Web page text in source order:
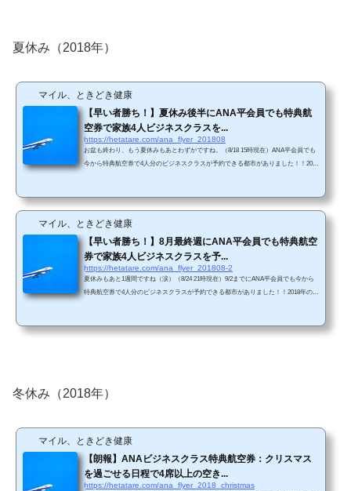
夏休み（2018年）
マイル、ときどき健康
【早い者勝ち！】夏休み後半にANA平会員でも特典航
空券で家族4人ビジネスクラスを...
https://hetatare.com/ana_flyer_201808
お盆も終わり、もう夏休みもあとわずかですね。（8/18 15時現在）ANA平会員でも
今から特典航空券で4人分のビジネスクラスが予約できる都市がありました！！2018
があり。 東京～ロンドン直行便は4人分の空席なし。 東京～サンフランシスコ行き
したけど、ダメだった都市...
マイル、ときどき健康
【早い者勝ち！】8月最終週にANA平会員でも特典航空
券で家族4人ビジネスクラスを予...
https://hetatare.com/ana_flyer_201808-2
夏休みもあと1週間ですね（涙）（8/24 21時現在）9/2までにANA平会員でも今から
特典航空券で4人分のビジネスクラスが予約できる都市がありました！！2018年の夏
ン 検索したけど、ダメだった都市グアム、シンガポール、ハワイ、チューリッヒ、
冬休み（2018年）
マイル、ときどき健康
【朗報】ANAビジネスクラス特典航空券：クリスマス
を過ごせる日程で4席以上の空き...
https://hetatare.com/ana_flyer_2018_christmas